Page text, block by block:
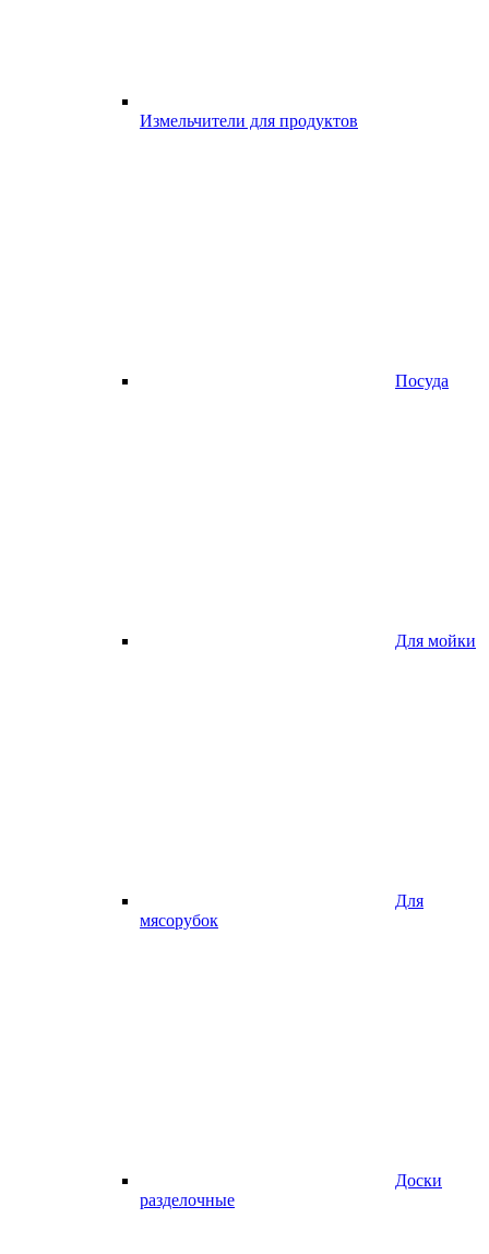
Измельчители для продуктов
Посуда
Для мойки
Для
мясорубок
Доски
разделочные